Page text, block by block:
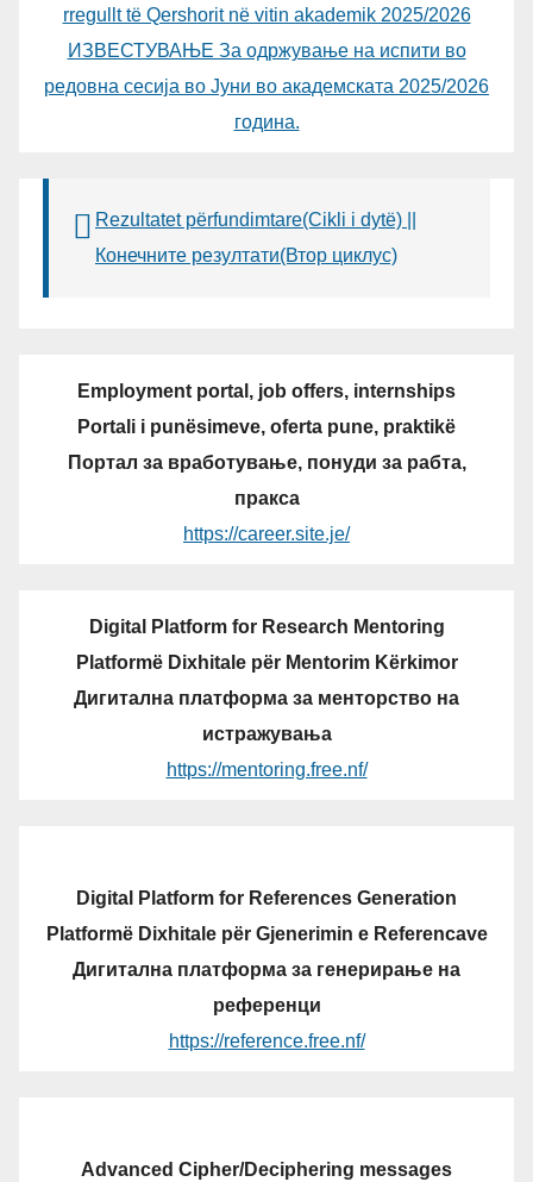
rregullt të Qershorit në vitin akademik 2025/2026
ИЗВЕСТУВАЊЕ За одржување на испити во
редовна сесија во Јуни во академската 2025/2026
година.
Rezultatet përfundimtare(Cikli i dytë) ||
Конечните резултати(Втор циклус)
Employment portal, job offers, internships
Portali i punësimeve, oferta pune, praktikë
Портал за вработување, понуди за рабта,
пракса
https://career.site.je/
Digital Platform for Research Mentoring
Platformë Dixhitale për Mentorim Kërkimor
Дигитална платформа за менторство на
истражувања
https://mentoring.free.nf/
Digital Platform for References Generation
Platformë Dixhitale për Gjenerimin e Referencave
Дигитална платформа за генерирање на
референци
https://reference.free.nf/
Advanced Cipher/Deciphering messages